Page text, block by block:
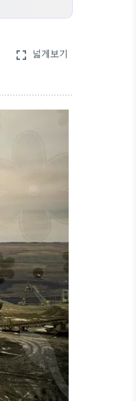
fullscreen 넓게보기